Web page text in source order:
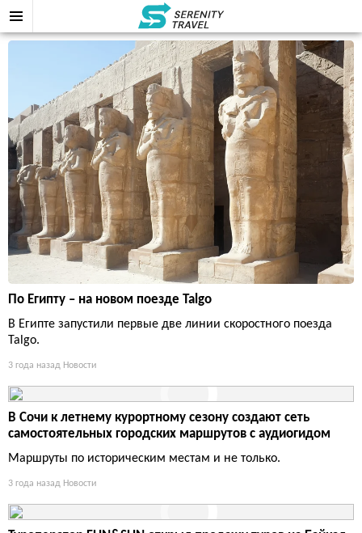
По Египту – на новом поезде Talgo
В Египте запустили первые две линии скоростного поезда
Talgo.
3 года назад Новости
В Сочи к летнему курортному сезону создают сеть
самостоятельных городских маршрутов с аудиогидом
Маршруты по историческим местам и не только.
3 года назад Новости